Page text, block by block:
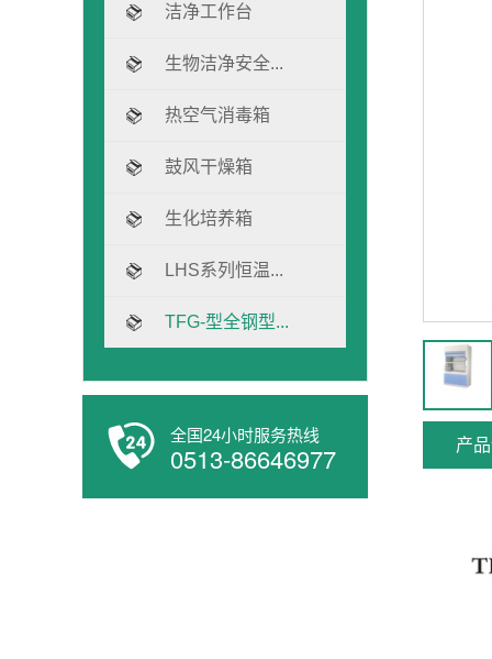
洁净工作台
生物洁净安全...
热空气消毒箱
鼓风干燥箱
生化培养箱
LHS系列恒温...
TFG-型全钢型...
全国24小时服务热线
0513-86646977 产